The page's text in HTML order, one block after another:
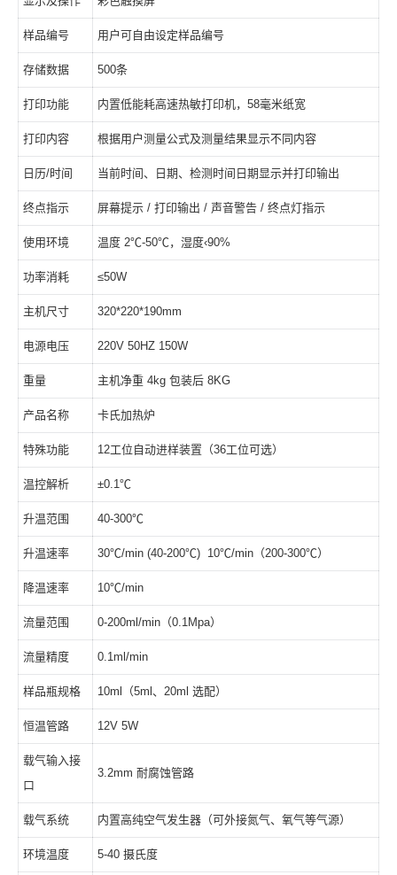
样品编号 用户可自由设定样品编号
存储数据 500条
打印功能 内置低能耗高速热敏打印机，58毫米纸宽
打印内容 根据用户测量公式及测量结果显示不同内容
日历/时间 当前时间、日期、检测时间日期显示并打印输出
终点指示 屏幕提示 / 打印输出 / 声音警告 / 终点灯指示
使用环境 温度 2℃-50℃，湿度‹90%
功率消耗 ≤50W
主机尺寸 320*220*190mm
电源电压 220V 50HZ 150W
重量 主机净重 4kg 包装后 8KG
产品名称 卡氏加热炉
特殊功能 12工位自动进样装置（36工位可选）
温控解析 ±0.1℃
升温范围 40-300℃
升温速率 30℃/min (40-200℃) 10℃/min（200-300℃）
降温速率 10℃/min
流量范围 0-200ml/min（0.1Mpa）
流量精度 0.1ml/min
样品瓶规格 10ml（5ml、20ml 选配）
恒温管路 12V 5W
载气输入接
口
3.2mm 耐腐蚀管路
载气系统 内置高纯空气发生器（可外接氮气、氧气等气源）
环境温度 5-40 摄氏度